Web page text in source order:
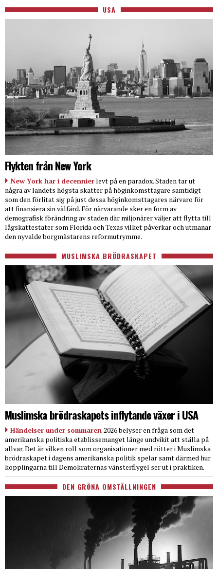
USA
Flykten från New York
New York har i decennierlevt på en paradox. Staden tar ut
några av landets högsta skatter på höginkomsttagare samtidigt
som den förlitat sig på just dessa höginkomsttagares närvaro för
att finansiera sin välfärd. För närvarande sker en form av
demografisk förändring av staden där miljonärer väljer att flytta till
lågskattestater som Florida och Texas vilket påverkar och utmanar
den nyvalde borgmästarens reformutrymme.
MUSLIMSKA BRÖDRASKAPET
Muslimska brödraskapets inflytande växer i USA
Händelser under sommaren 2026 belyser en fråga som det
amerikanska politiska etablissemanget länge undvikit att ställa på
allvar. Det är vilken roll som organisationer med rötter i Muslimska
brödraskapet i dagens amerikanska politik spelar samt därmed hur
kopplingarna till Demokraternas vänsterflygel ser ut i praktiken.
DEN GRÖNA OMSTÄLLNINGEN